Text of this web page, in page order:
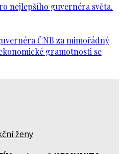
nejlepšího guvernéra světa.
ČNB za mimořádný
gramotnosti se